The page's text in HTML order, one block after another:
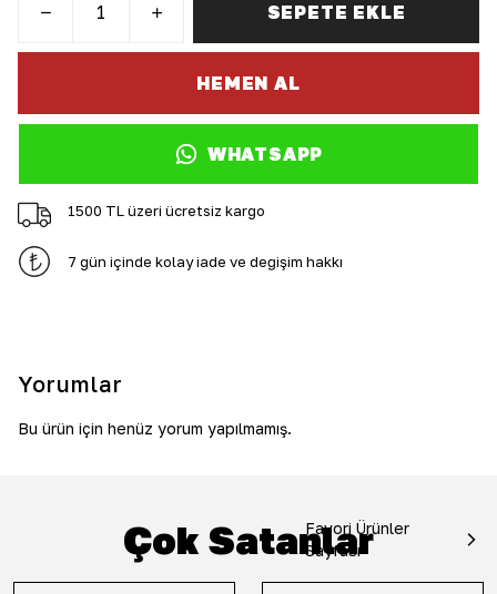
SEPETE EKLE
HEMEN AL
WHATSAPP
1500 TL üzeri ücretsiz kargo
7 gün içinde kolay iade ve değişim hakkı
Yorumlar
Bu ürün için henüz yorum yapılmamış.
Çok Satanlar
Favori Ürünler
Sayfası